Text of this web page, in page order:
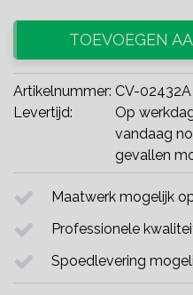
TOEVOEGEN
Artikelnummer: CV-02432A
Levertijd:
Op
vandaag
gevallen
Maatwerk mogelijk
Professionele
Spoedlevering